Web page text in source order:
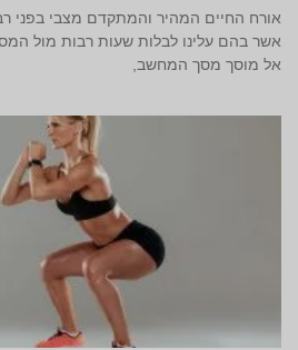
אורח החיים המהיר והמתקדם מצבי בפני
אשר בהם עלינו לבלות שעות רבות מול
אל מוסך מסך המחשב,